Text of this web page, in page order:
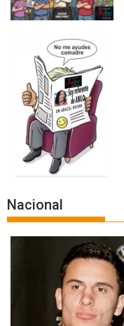
Nacional